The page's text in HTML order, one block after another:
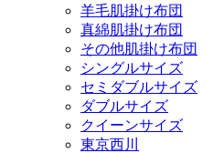
羊毛肌掛け布団
真綿肌掛け布団
その他肌掛け布団
シングルサイズ
セミダブルサイズ
ダブルサイズ
クイーンサイズ
東京西川